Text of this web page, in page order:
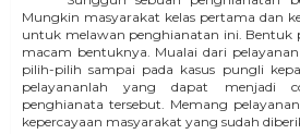
Mungkin masyarakat kelas pertama dan
untuk melawan penghianatan ini. Bentuk
macam bentuknya. Mualai dari
pilih-pilih sampai pada kasus pungli
pelayananlah yang dapat menjadi
penghianata tersebut. Memang
kepercayaan masyarakat yang sudah